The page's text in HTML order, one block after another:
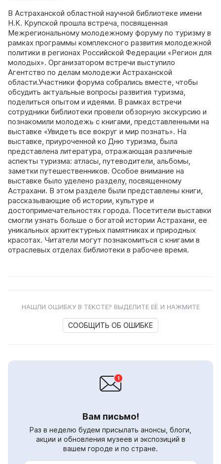
В Астраханской областной научной библиотеке имени
Н.К. Крупской прошла встреча, посвященная
Межрегиональному молодежному форуму по туризму в
рамках программы комплексного развития молодежной
политики в регионах Российской Федерации «Регион для
молодых». Организатором встречи выступило
Агентство по делам молодежи Астраханской
области.Участники форума собрались вместе, чтобы
обсудить актуальные вопросы развития туризма,
поделиться опытом и идеями. В рамках встречи
сотрудники библиотеки провели обзорную экскурсию и
познакомили молодежь с книгами, представленными на
выставке «Увидеть все вокруг и мир познать». На
выставке, приуроченной ко Дню туризма, была
представлена литература, отражающая различные
аспекты туризма: атласы, путеводители, альбомы,
заметки путешественников. Особое внимание на
выставке было уделено разделу, посвященному
Астрахани. В этом разделе были представлены книги,
рассказывающие об истории, культуре и
достопримечательностях города. Посетители выставки
смогли узнать больше о богатой истории Астрахани, ее
уникальных архитектурных памятниках и природных
красотах. Читатели могут познакомиться с книгами в
отраслевых отделах библиотеки в рабочее время.
НАШЛИ ОШИБКУ В ТЕКСТЕ? ВЫДЕЛИТЕ ЕЁ И НАЖМИТЕ
СООБЩИТЬ ОБ ОШИБКЕ
Вам письмо!
Раз в неделю будем присылать анонсы, блоги,
акции и обновления музеев и экспозиций в
вашем городе и по стране.